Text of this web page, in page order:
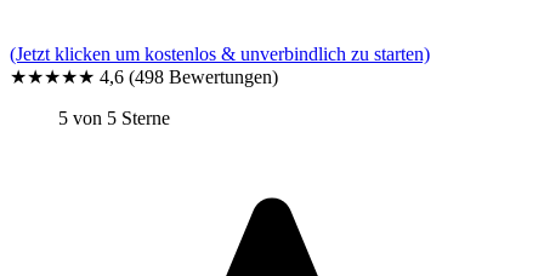
(Jetzt klicken um kostenlos & unverbindlich zu starten)
★★★★★ 4,6 (498 Bewertungen)
5 von 5 Sterne